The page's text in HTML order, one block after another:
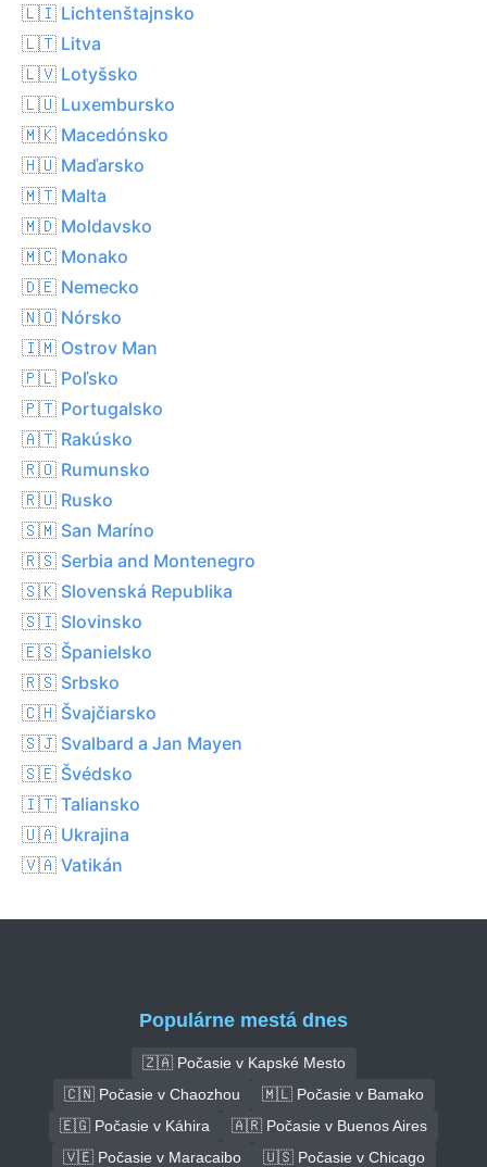
🇱🇮 Lichtenštajnsko
🇱🇹 Litva
🇱🇻 Lotyšsko
🇱🇺 Luxembursko
🇲🇰 Macedónsko
🇭🇺 Maďarsko
🇲🇹 Malta
🇲🇩 Moldavsko
🇲🇨 Monako
🇩🇪 Nemecko
🇳🇴 Nórsko
🇮🇲 Ostrov Man
🇵🇱 Poľsko
🇵🇹 Portugalsko
🇦🇹 Rakúsko
🇷🇴 Rumunsko
🇷🇺 Rusko
🇸🇲 San Maríno
🇷🇸 Serbia and Montenegro
🇸🇰 Slovenská Republika
🇸🇮 Slovinsko
🇪🇸 Španielsko
🇷🇸 Srbsko
🇨🇭 Švajčiarsko
🇸🇯 Svalbard a Jan Mayen
🇸🇪 Švédsko
🇮🇹 Taliansko
🇺🇦 Ukrajina
🇻🇦 Vatikán
Populárne mestá dnes
🇿🇦 Počasie v Kapské Mesto
🇨🇳 Počasie v Chaozhou
🇲🇱 Počasie v Bamako
🇪🇬 Počasie v Káhira
🇦🇷 Počasie v Buenos Aires
🇻🇪 Počasie v Maracaibo
🇺🇸 Počasie v Chicago